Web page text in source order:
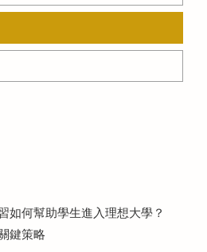
如何幫助學生進入理想大學？
鍵策略